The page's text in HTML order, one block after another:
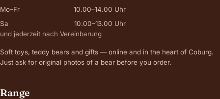
Mo–Fr
10.00–14.00 Uhr
Sa
10.00–13.00 Uhr
und jederzeit nach Vereinbarung
Soft toys, teddy bears and gifts — online and in the heart of Coburg.
Just ask for original photos of a bear before you order.
Range